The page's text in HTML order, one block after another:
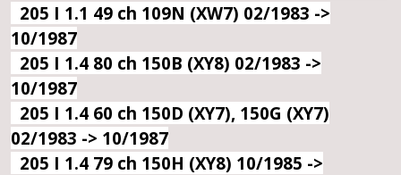
205 I 1.1 49 ch 109N (XW7) 02/1983 ->
10/1987
205 I 1.4 80 ch 150B (XY8) 02/1983 ->
10/1987
205 I 1.4 60 ch 150D (XY7), 150G (XY7)
02/1983 -> 10/1987
205 I 1.4 79 ch 150H (XY8) 10/1985 ->